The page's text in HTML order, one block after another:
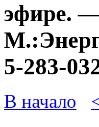
эфире.
5-283-
В начало